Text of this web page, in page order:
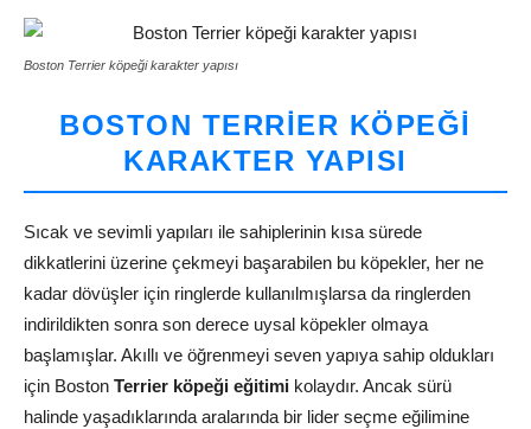
Boston Terrier köpeği karakter yapısı
BOSTON TERRIER KÖPEĞI
KARAKTER YAPISI
Sıcak ve sevimli yapıları ile sahiplerinin kısa sürede
dikkatlerini üzerine çekmeyi başarabilen bu köpekler, her ne
kadar dövüşler için ringlerde kullanılmışlarsa da ringlerden
indirildikten sonra son derece uysal köpekler olmaya
başlamışlar. Akıllı ve öğrenmeyi seven yapıya sahip oldukları
için Boston Terrier köpeği eğitimi kolaydır. Ancak sürü
halinde yaşadıklarında aralarında bir lider seçme eğilimine